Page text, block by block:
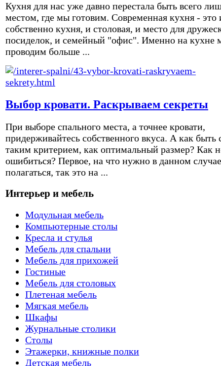
Кухня для нас уже давно перестала быть всего
местом, где мы готовим. Современная кухня - это
собственно кухня, и столовая, и место для
посиделок, и семейный "офис". Именно на кухне
проводим больше ...
Выбор кровати. Раскрываем секреты
При выборе спального места, а точнее кровати,
придерживайтесь собственного вкуса. А как быть
таким критерием, как оптимальный размер? Как
ошибиться? Первое, на что нужно в данном случае
полагаться, так это на ...
Интерьер и мебель
Модульная мебель
Компьютерные столы
Кресла и стулья
Мебель для спальни
Мебель для прихожей
Гостиные
Мебель для столовых
Плетеная мебель
Мягкая мебель
Шкафы
Журнальные столики
Столы
Этажерки, книжные полки
Детская мебель